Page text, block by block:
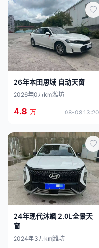
26年本田思域 自动天窗
2026年0万km潍坊
4.8 万 08-08 13:20
24年现代沐飒 2.0L全景天
窗
2024年3万km潍坊